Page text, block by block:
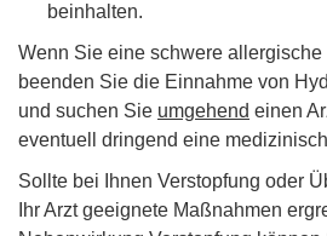
beinhalten.
Wenn Sie eine schwere
beenden Sie die Einnahme von
und suchen Sie umgehend einen
eventuell dringend eine
Sollte bei Ihnen Verstopfung oder
Ihr Arzt geeignete Maßnahmen